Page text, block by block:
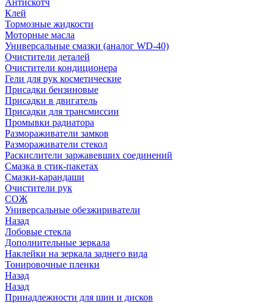
Антискотч
Клей
Тормозные жидкости
Моторные масла
Универсальные смазки (аналог WD-40)
Очистители деталей
Очистители кондиционера
Гели для рук косметические
Присадки бензиновые
Присадки в двигатель
Присадки для трансмиссии
Промывки радиатора
Размораживатели замков
Размораживатели стекол
Раскислители заржавевших соединений
Смазка в стик-пакетах
Смазки-карандаши
Очистители рук
СОЖ
Универсальные обезжириватели
Назад
Лобовые стекла
Дополнительные зеркала
Наклейки на зеркала заднего вида
Тонировочные пленки
Назад
Назад
Принадлежности для шин и дисков